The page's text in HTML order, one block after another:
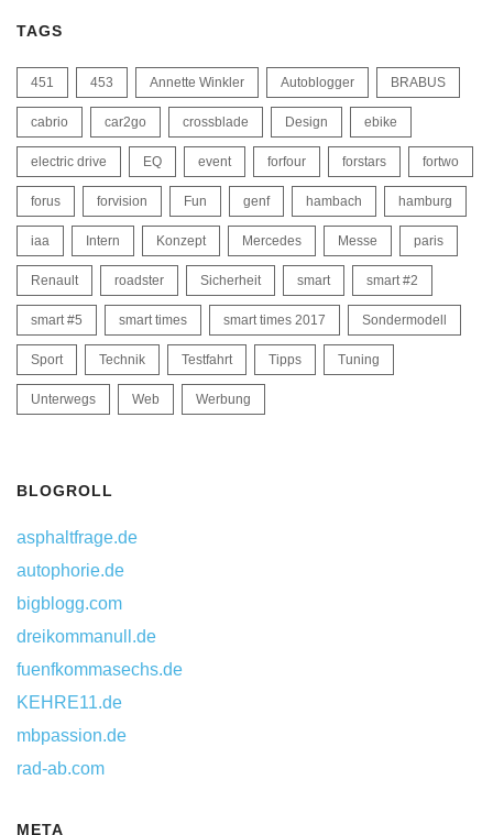
TAGS
451 453 Annette Winkler Autoblogger BRABUS
cabrio car2go crossblade Design ebike
electric drive EQ event forfour forstars fortwo
forus forvision Fun genf hambach hamburg
iaa Intern Konzept Mercedes Messe paris
Renault roadster Sicherheit smart smart #2
smart #5 smart times smart times 2017 Sondermodell
Sport Technik Testfahrt Tipps Tuning
Unterwegs Web Werbung
BLOGROLL
asphaltfrage.de
autophorie.de
bigblogg.com
dreikommanull.de
fuenfkommasechs.de
KEHRE11.de
mbpassion.de
rad-ab.com
META